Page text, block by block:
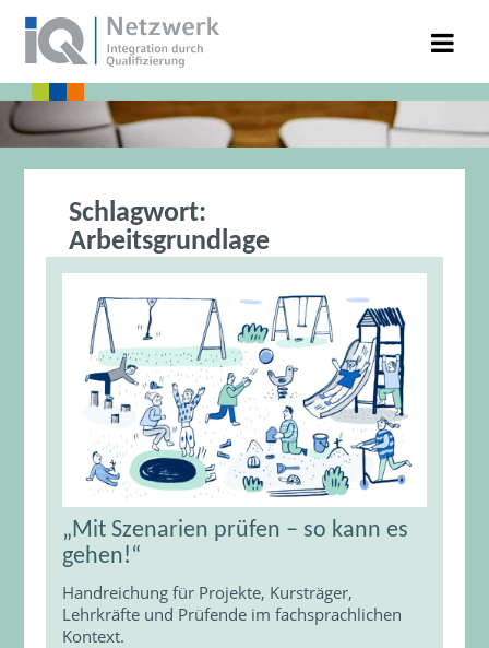
Schlagwort:
Arbeitsgrundlage
„Mit Szenarien prüfen – so kann es
gehen!“
Handreichung für Projekte, Kursträger,
Lehrkräfte und Prüfende im fachsprachlichen
Kontext.